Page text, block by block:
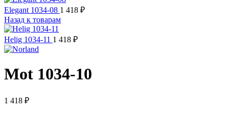
Elegant 1034-08 1 418 ₽
Назад к товарам
Helig 1034-11 1 418 ₽
Mot 1034-10
1 418 ₽